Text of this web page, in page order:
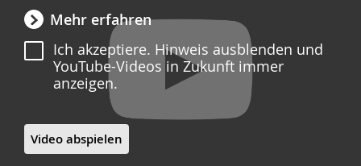
Mehr erfahren
Ich akzeptiere. Hinweis ausblenden und
YouTube-Videos in Zukunft immer
anzeigen.
Video abspielen